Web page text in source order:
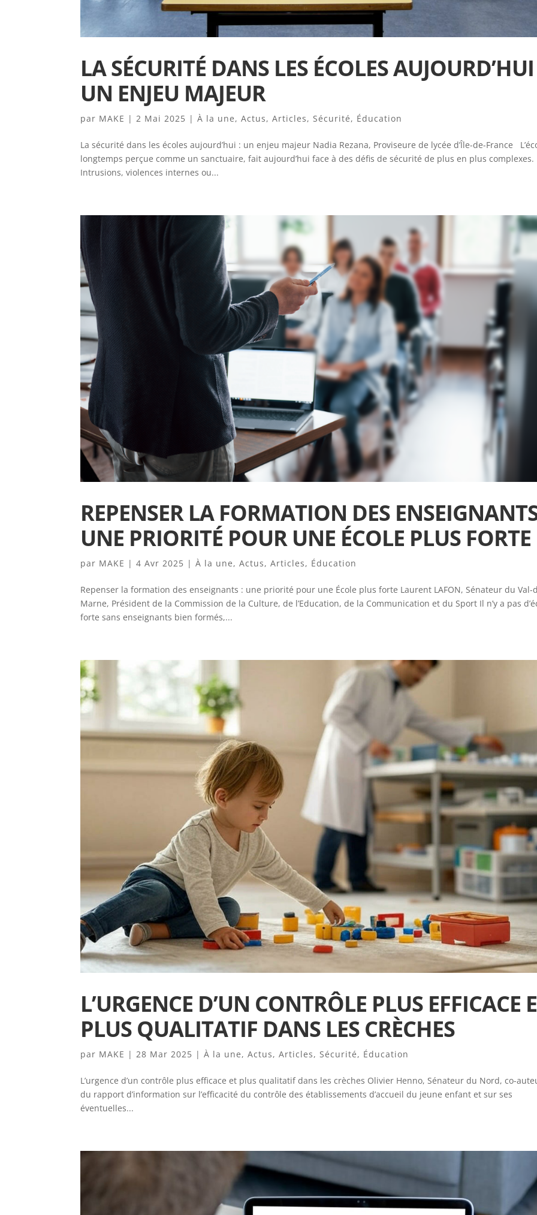
LA SÉCURITÉ DANS LES ÉCOLES
UN ENJEU MAJEUR
par MAKE | 2 Mai 2025 |À la une,Actus,Articles, Sécurité, Éducation
La sécurité dans les écoles aujourd’hui : un enjeu majeur Nadia Rezana, Proviseure de lycée d’Île-de-France
longtemps perçue comme un sanctuaire, fait aujourd’hui face à des défis de sécurité de plus en plus complexes.
Intrusions, violences internes ou...
REPENSER LA FORMATION DES
UNE PRIORITÉ POUR UNE ÉCOLE PLUS FORTE
par MAKE |4 Avr 2025 |À la une,Actus,Articles, Éducation
Repenser la formation des enseignants : une priorité pour une École plus forte Laurent LAFON, Sénateur du Val-
Marne, Président de la Commission de la Culture, de l’Education, de la Communication et du Sport Il n’y a pas
forte sans enseignants bien formés,...
L’URGENCE D’UN CONTRÔLE PLUS EFFICACE
PLUS QUALITATIF DANS LES CRÈCHES
par MAKE | 28 Mar 2025 |À la une,Actus,Articles, Sécurité, Éducation
L’urgence d’un contrôle plus efficace et plus qualitatif dans les crèches Olivier Henno, Sénateur du Nord, co-
du rapport d’information sur l’efficacité du contrôle des établissements d’accueil du jeune enfant et sur ses
éventuelles...